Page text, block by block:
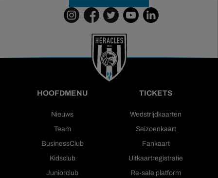
HOOFDMENU
Nieuws
Team
BusinessClub
Kidsclub
Juniorclub
TICKETS
Wedstrijdkaarten
Seizoenkaart
Fankaart
Uitkaartregistratie
Re-sale platform